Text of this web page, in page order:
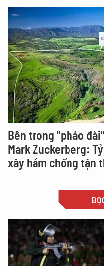
Bên trong "pháo
Mark Zuckerberg:
xây hầm chống tận